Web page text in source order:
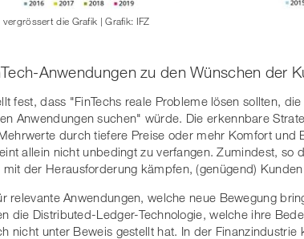
die Grafik | Grafik: IFZ
Anwendungen zu den Wünschen der
fest, dass "FinTechs reale Probleme lösen sollten,
Anwendungen suchen" würde. Die erkennbare
durch tiefere Preise oder mehr Komfort und
allein nicht unbedingt zu verfangen. Zumindest, so
mit der Herausforderung kämpfen, (genügend)
relevante Anwendungen, welche neue Bewegung
die Distributed-Ledger-Technologie, welche ihre
nicht unter Beweis gestellt hat. In der